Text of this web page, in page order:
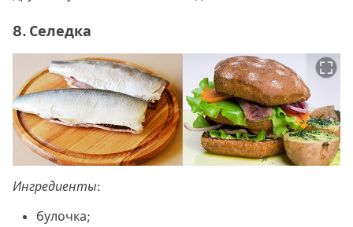
8. Селедка
Ингредиенты:
булочка;